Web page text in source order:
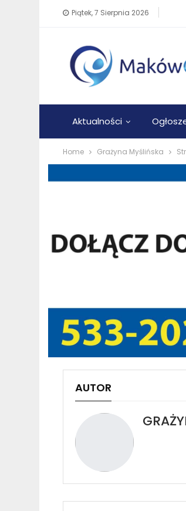
Piątek, 7 Sierpnia 2026
Aktualności
Home Grażyna Myślińska
AUTOR